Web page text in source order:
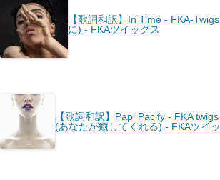
【歌詞和訳】In Time - FKA-
に) - FKAツイッグス
【歌詞和訳】Papi Pacify - FKA
(あなたが癒してくれる) - FKAツイ